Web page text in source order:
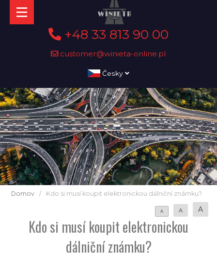
+48 33 813 90 00
customer@winieta-online.pl
Česky
Domov / Kdo si musí koupit elektronickou dálniční známku?
A A A
Kdo si musí koupit elektronickou
dálniční známku?